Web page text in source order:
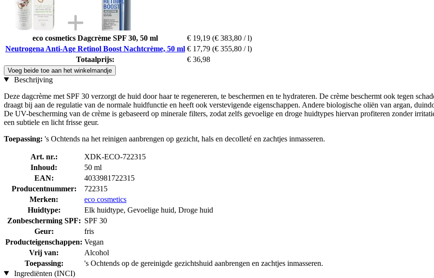
eco cosmetics Dagcrème SPF 30, 50 ml € 19,19 (€ 383,80 / l)
Neutrogena Anti-Age Retinol Boost Nachtcrème, 50 ml € 17,79 (€ 355,80 / l)
Totaalprijs:
€ 36,98
Voeg beide toe aan het winkelmandje
Beschrijving
Deze dagcrème met SPF 30 verzorgt de huid door haar te regenereren, te beschermen en te hydrateren. De crème beschermt ook tegen
draagt bij aan de regulatie van de normale huidfunctie en heeft ook verstevigende eigenschappen. Andere biologische oliën van argan,
De UV-bescherming van de crème is gebaseerd op minerale filters, zodat zelfs gevoelige en droge huidtypes hiervan profiteren zonder
een subtiele en licht frisse geur.
Toepassing: 's Ochtends na het reinigen aanbrengen op gezicht, hals en decolleté en zachtjes inmasseren.
Art. nr.:
XDK-ECO-722315
Inhoud:
50 ml
EAN:
4033981722315
Producentnummer:
722315
Merken:
eco cosmetics
Huidtype:
Elk huidtype, Gevoelige huid, Droge huid
Zonbescherming SPF: SPF 30
Geur:
fris
Producteigenschappen: Vegan
Vrij van:
Alcohol
Toepassing:
's Ochtends op de gereinigde gezichtshuid aanbrengen en zachtjes inmasseren.
Ingrediënten (INCI)